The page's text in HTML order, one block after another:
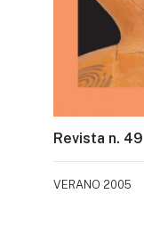
Revista n. 49
VERANO 2005